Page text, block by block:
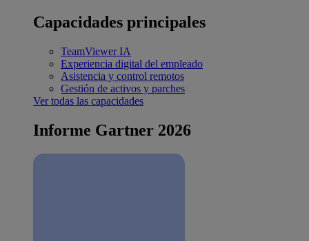
Capacidades principales
TeamViewer IA
Experiencia digital del empleado
Asistencia y control remotos
Gestión de activos y parches
Ver todas las capacidades
Informe Gartner 2026